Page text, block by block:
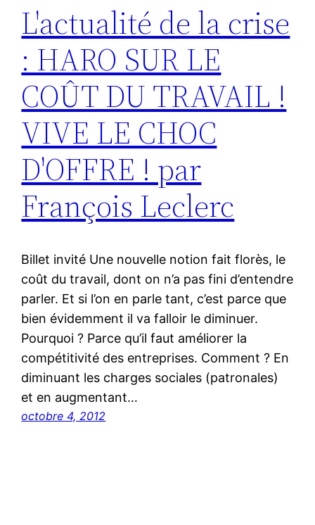
L'actualité de la crise
: HARO SUR LE
COÛT DU TRAVAIL !
VIVE LE CHOC
D'OFFRE ! par
François Leclerc
Billet invité Une nouvelle notion fait florès, le
coût du travail, dont on n’a pas fini d’entendre
parler. Et si l’on en parle tant, c’est parce que
bien évidemment il va falloir le diminuer.
Pourquoi ? Parce qu’il faut améliorer la
compétitivité des entreprises. Comment ? En
diminuant les charges sociales (patronales)
et en augmentant…
octobre 4, 2012